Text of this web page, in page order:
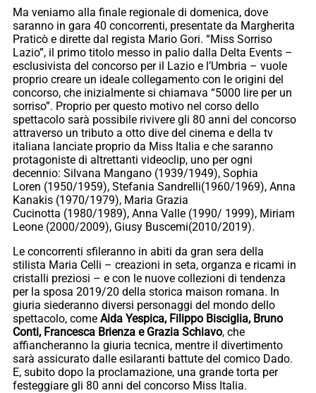
Ma veniamo alla finale regionale di domenica, dove
saranno in gara 40 concorrenti, presentate da Margherita
Praticò e dirette dal regista Mario Gori. “Miss Sorriso
Lazio”, il primo titolo messo in palio dalla Delta Events –
esclusivista del concorso per il Lazio e l’Umbria – vuole
proprio creare un ideale collegamento con le origini del
concorso, che inizialmente si chiamava “5000 lire per un
sorriso”. Proprio per questo motivo nel corso dello
spettacolo sarà possibile rivivere gli 80 anni del concorso
attraverso un tributo a otto dive del cinema e della tv
italiana lanciate proprio da Miss Italia e che saranno
protagoniste di altrettanti videoclip, uno per ogni
decennio: Silvana Mangano (1939/1949), Sophia
Loren (1950/1959), Stefania Sandrelli(1960/1969), Anna
Kanakis (1970/1979), Maria Grazia
Cucinotta (1980/1989), Anna Valle (1990/ 1999), Miriam
Leone (2000/2009), Giusy Buscemi(2010/2019).
Le concorrenti sfileranno in abiti da gran sera della
stilista Maria Celli – creazioni in seta, organza e ricami in
cristalli preziosi – e con le nuove collezioni di tendenza
per la sposa 2019/20 della storica maison romana. In
giuria siederanno diversi personaggi del mondo dello
spettacolo, come Aida Yespica, Filippo Bisciglia, Bruno
Conti, Francesca Brienza e Grazia Schiavo, che
affiancheranno la giuria tecnica, mentre il divertimento
sarà assicurato dalle esilaranti battute del comico Dado.
E, subito dopo la proclamazione, una grande torta per
festeggiare gli 80 anni del concorso Miss Italia.